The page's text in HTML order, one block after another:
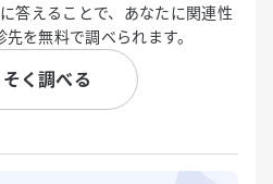
答えることで、あなたに関連性
を無料で調べられます。
く調べる